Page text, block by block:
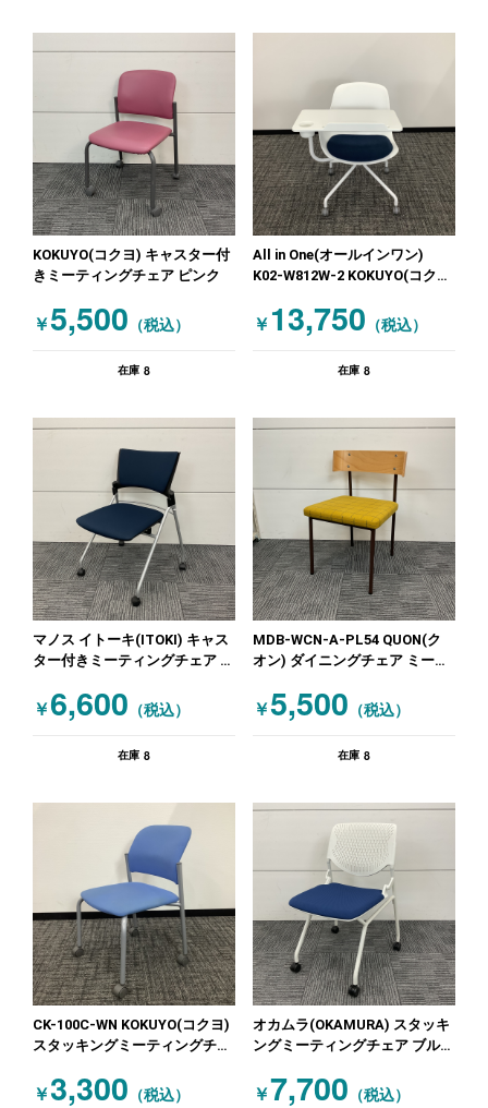
KOKUYO(コクヨ) キャスター付
きミーティングチェア ピンク
￥5,500 （税込）
在庫 8
All in One(オールインワン)
K02-W812W-2 KOKUYO(コク
チェア ネイビー ホワイト
￥ 13,750 （税込）
在庫 8
マノス イトーキ(ITOKI) キャス
ター付きミーティングチェア ス
マノス ネイビー
￥6,600 （税込）
在庫 8
MDB-WCN-A-PL54 QUON(ク
オン) ダイニングチェア ミーテ
木目（ナチュラル）
￥5,500 （税込）
在庫 8
CK-100C-WN KOKUYO(コクヨ)
スタッキングミーティングチェ
￥3,300 （税込）
オカムラ(OKAMURA) スタッキ
ングミーティングチェア ブルー
￥7,700 （税込）